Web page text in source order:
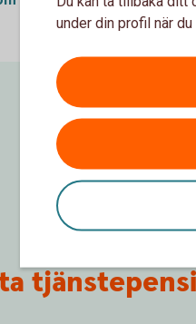
under din profil när du